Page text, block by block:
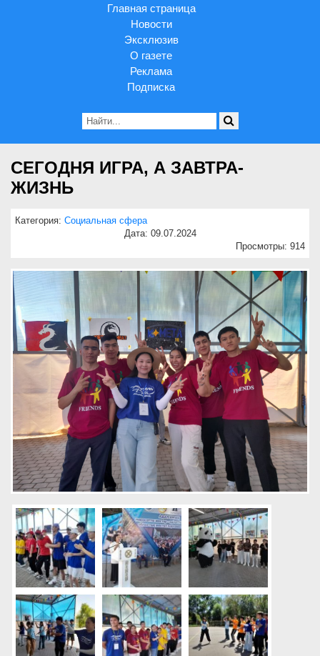
Главная страница
Новости
Эксклюзив
О газете
Реклама
Подписка
СЕГОДНЯ ИГРА, А ЗАВТРА-
ЖИЗНЬ
Категория: Социальная сфера
Дата: 09.07.2024
Просмотры: 914